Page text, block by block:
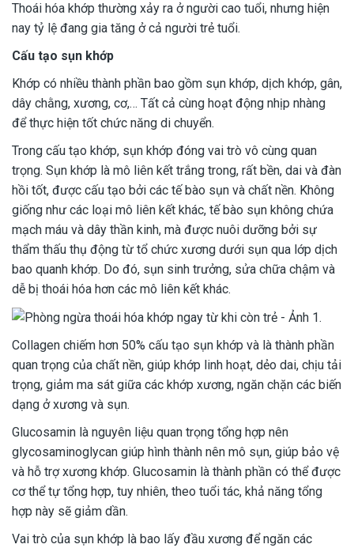
Thoái hóa khớp thường xảy ra ở người cao tuổi, nhưng hiện
nay tỷ lệ đang gia tăng ở cả người trẻ tuổi.
Cấu tạo sụn khớp
Khớp có nhiều thành phần bao gồm sụn khớp, dịch khớp, gân,
dây chằng, xương, cơ,… Tất cả cùng hoạt động nhịp nhàng
để thực hiện tốt chức năng di chuyển.
Trong cấu tạo khớp, sụn khớp đóng vai trò vô cùng quan
trọng. Sụn khớp là mô liên kết trắng trong, rất bền, dai và đàn
hồi tốt, được cấu tạo bởi các tế bào sụn và chất nền. Không
giống như các loại mô liên kết khác, tế bào sụn không chứa
mạch máu và dây thần kinh, mà được nuôi dưỡng bởi sự
thẩm thấu thụ động từ tổ chức xương dưới sụn qua lớp dịch
bao quanh khớp. Do đó, sụn sinh trưởng, sửa chữa chậm và
dễ bị thoái hóa hơn các mô liên kết khác.
Collagen chiếm hơn 50% cấu tạo sụn khớp và là thành phần
quan trọng của chất nền, giúp khớp linh hoạt, dẻo dai, chịu tải
trọng, giảm ma sát giữa các khớp xương, ngăn chặn các biến
dạng ở xương và sụn.
Glucosamin là nguyên liệu quan trọng tổng hợp nên
glycosaminoglycan giúp hình thành nên mô sụn, giúp bảo vệ
và hỗ trợ xương khớp. Glucosamin là thành phần có thể được
cơ thể tự tổng hợp, tuy nhiên, theo tuổi tác, khả năng tổng
hợp này sẽ giảm dần.
Vai trò của sụn khớp là bao lấy đầu xương để ngăn các